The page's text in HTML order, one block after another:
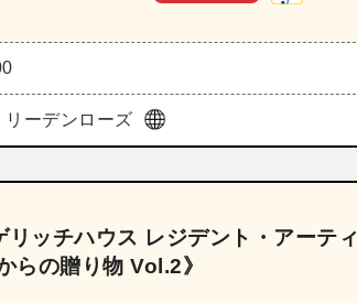
ーデンローズ
ッチハウス レジデント・アーティ
らの贈り物 Vol.2》